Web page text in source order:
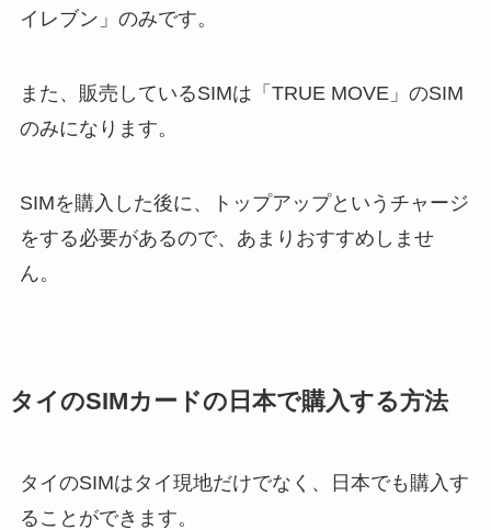
イレブン」のみです。
また、販売しているSIMは「TRUE MOVE」のSIM
のみになります。
SIMを購入した後に、トップアップというチャージ
をする必要があるので、あまりおすすめしませ
ん。
タイのSIMカードの日本で購入する方法
タイのSIMはタイ現地だけでなく、日本でも購入す
ることができます。